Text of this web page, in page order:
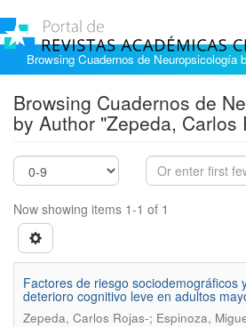
Browsing Cuadernos de Neuropsicología
Browsing Cuadernos de
by Author "Zepeda, Carlos
Now showing items 1-1 of 1
Factores de riesgo sociodemográficos
deterioro cognitivo leve en adultos
Zepeda, Carlos Rojas-; Espinoza,